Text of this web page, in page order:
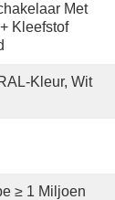
Met
Kleefstof
Kleur, Wit
≥ 1 Miljoen